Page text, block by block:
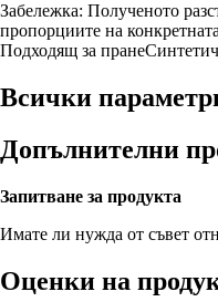
Забележка: Полученото
пропорциите на
Подходящ за пране
Всички
Допълнителни
Запитване за продукта
Имате ли нужда от съвет
Оценки на